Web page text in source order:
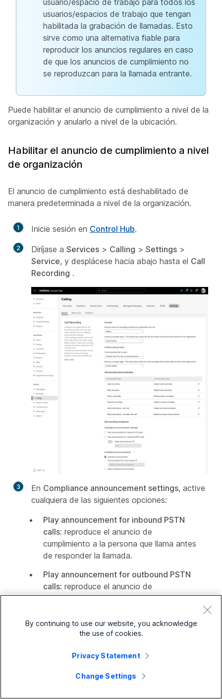
usuario/espacio de trabajo para todos los
usuarios/espacios de trabajo que tengan
habilitada la grabación de llamadas. Esto
sirve como una alternativa fiable para
reproducir los anuncios regulares en caso
de que los anuncios de cumplimiento no
se reproduzcan para la llamada entrante.
Puede habilitar el anuncio de cumplimiento a nivel de la
organización y anularlo a nivel de la ubicación.
Habilitar el anuncio de cumplimiento a nivel
de organización
El anuncio de cumplimiento está deshabilitado de
manera predeterminada a nivel de la organización.
1 Inicie sesión en Control Hub.
2 Diríjase a Services > Calling > Settings >
Service, y desplácese hacia abajo hasta el Call
Recording .
3 En Compliance announcement settings, active
cualquiera de las siguientes opciones:
Play announcement for inbound PSTN
calls: reproduce el anuncio de
cumplimiento a la persona que llama antes
de responder la llamada.
Play announcement for outbound PSTN
calls: reproduce el anuncio de
cumplimiento a la persona que llama
Delay announcement: active esta
retraso del anuncio en segundos. El
solo después de la hora especificada.
By continuing to use our website, you acknowledge
the use of cookies.
Privacy Statement
Change Settings